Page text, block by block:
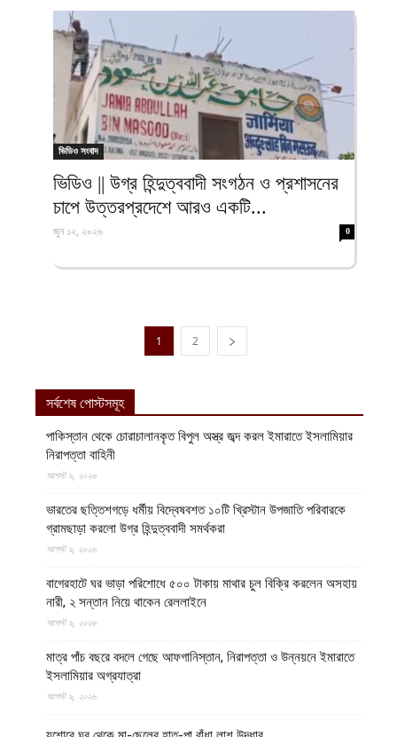
ভিডিও সংবাদ
ভিডিও || উগ্র হিন্দুত্ববাদী সংগঠন ও প্রশাসনের
চাপে উত্তরপ্রদেশে আরও একটি...
জুন ১২, ২০২৬ 0
1 2
সর্বশেষ পোস্টসমূহ
পাকিস্তান থেকে চোরাচালানকৃত বিপুল অস্ত্র জব্দ করল ইমারাতে ইসলামিয়ার
নিরাপত্তা বাহিনী
আগস্ট ৯, ২০২৬
ভারতের ছত্তিশগড়ে ধর্মীয় বিদ্বেষবশত ১০টি খ্রিস্টান উপজাতি পরিবারকে
গ্রামছাড়া করলো উগ্র হিন্দুত্ববাদী সমর্থকরা
আগস্ট ৯, ২০২৬
বাগেরহাটে ঘর ভাড়া পরিশোধে ৫০০ টাকায় মাথার চুল বিক্রি করলেন অসহায়
নারী, ২ সন্তান নিয়ে থাকেন রেললাইনে
আগস্ট ৯, ২০২৬
মাত্র পাঁচ বছরে বদলে গেছে আফগানিস্তান, নিরাপত্তা ও উন্নয়নে ইমারাতে
ইসলামিয়ার অগ্রযাত্রা
আগস্ট ৯, ২০২৬